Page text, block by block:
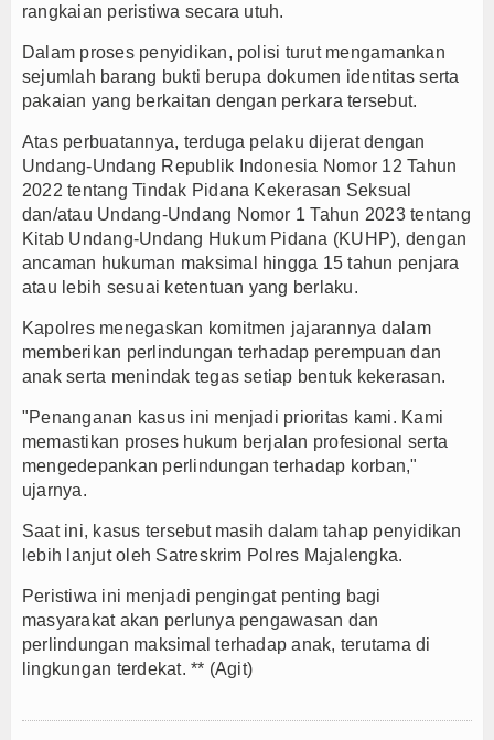
rangkaian peristiwa secara utuh.
Dalam proses penyidikan, polisi turut mengamankan
sejumlah barang bukti berupa dokumen identitas serta
pakaian yang berkaitan dengan perkara tersebut.
Atas perbuatannya, terduga pelaku dijerat dengan
Undang-Undang Republik Indonesia Nomor 12 Tahun
2022 tentang Tindak Pidana Kekerasan Seksual
dan/atau Undang-Undang Nomor 1 Tahun 2023 tentang
Kitab Undang-Undang Hukum Pidana (KUHP), dengan
ancaman hukuman maksimal hingga 15 tahun penjara
atau lebih sesuai ketentuan yang berlaku.
Kapolres menegaskan komitmen jajarannya dalam
memberikan perlindungan terhadap perempuan dan
anak serta menindak tegas setiap bentuk kekerasan.
"Penanganan kasus ini menjadi prioritas kami. Kami
memastikan proses hukum berjalan profesional serta
mengedepankan perlindungan terhadap korban,"
ujarnya.
Saat ini, kasus tersebut masih dalam tahap penyidikan
lebih lanjut oleh Satreskrim Polres Majalengka.
Peristiwa ini menjadi pengingat penting bagi
masyarakat akan perlunya pengawasan dan
perlindungan maksimal terhadap anak, terutama di
lingkungan terdekat. ** (Agit)